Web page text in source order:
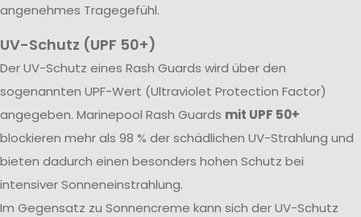
angenehmes Tragegefühl.
UV-Schutz (UPF 50+)
Der UV-Schutz eines Rash Guards wird über den
sogenannten UPF-Wert (Ultraviolet Protection Factor)
angegeben. Marinepool Rash Guards mit UPF 50+
blockieren mehr als 98 % der schädlichen UV-Strahlung und
bieten dadurch einen besonders hohen Schutz bei
intensiver Sonneneinstrahlung.
Im Gegensatz zu Sonnencreme kann sich der UV-Schutz